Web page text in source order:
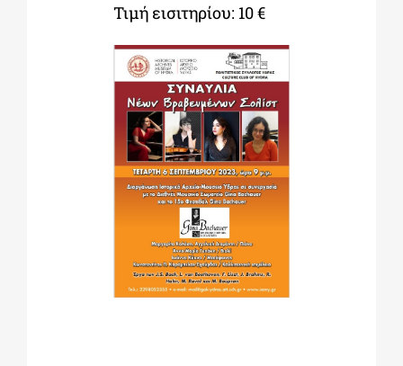
Τιμή εισιτηρίου: 10 €